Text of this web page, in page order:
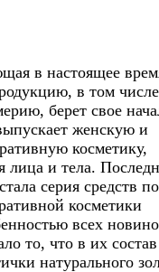
в настоящее
в том числе
берет свое
женскую и
косметику,
и тела.
серия средств по
косметики
всех
то, что в их состав
натурального